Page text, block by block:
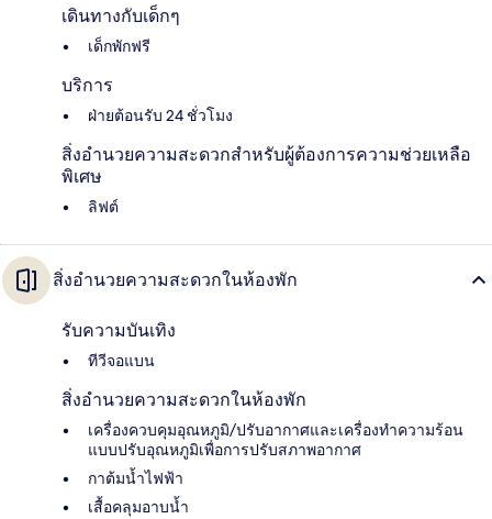
เดินทางกับเด็กๆ
เด็กพักฟรี
บริการ
ฝ่ายต้อนรับ 24 ชั่วโมง
สิ่งอำนวยความสะดวกสำหรับผู้ต้องการความช่วยเหลือ
พิเศษ
ลิฟต์
สิ่งอำนวยความสะดวกในห้องพัก
รับความบันเทิง
ทีวีจอแบน
สิ่งอำนวยความสะดวกในห้องพัก
เครื่องควบคุมอุณหภูมิ/ปรับอากาศและเครื่องทำความร้อน
แบบปรับอุณหภูมิเพื่อการปรับสภาพอากาศ
กาต้มน้ำไฟฟ้า
เสื้อคลุมอาบน้ำ